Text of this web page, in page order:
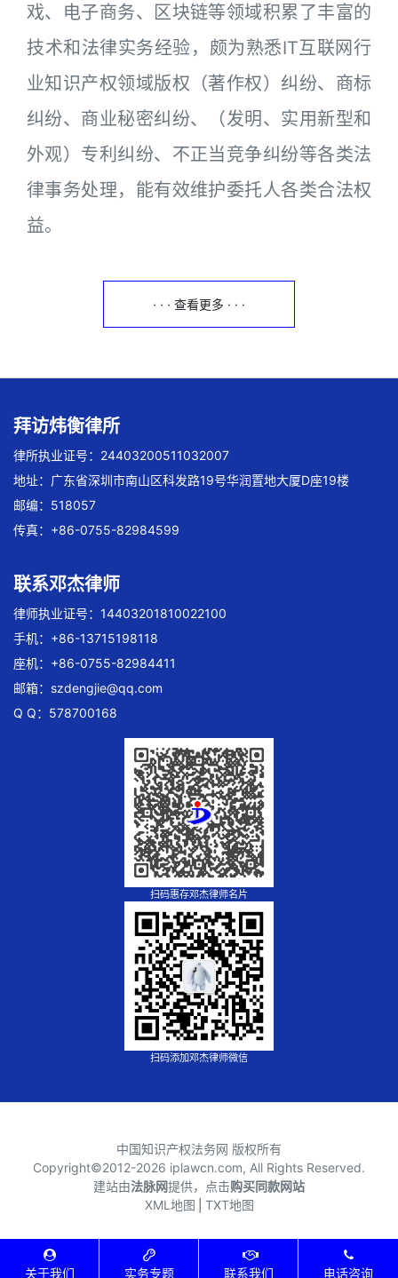
戏、电子商务、区块链等领域积累了丰富的
技术和法律实务经验，颇为熟悉IT互联网行
业知识产权领域版权（著作权）纠纷、商标
纠纷、商业秘密纠纷、（发明、实用新型和
外观）专利纠纷、不正当竞争纠纷等各类法
律事务处理，能有效维护委托人各类合法权
益。
· · · 查看更多 · · ·
拜访炜衡律所
律所执业证号：24403200511032007
地址：广东省深圳市南山区科发路19号华润置地大厦D座19楼
邮编：518057
传真：+86-0755-82984599
联系邓杰律师
律师执业证号：14403201810022100
手机：+86-13715198118
座机：+86-0755-82984411
邮箱： szdengjie@qq.com
Q Q：578700168
扫码惠存邓杰律师名片
扫码添加邓杰律师微信
中国知识产权法务网 版权所有
Copyright©2012-2026 iplawcn.com, All Rights Reserved.
建站由法脉网提供，点击购买同款网站
XML地图 TXT地图
关于我们 实务专题 联系我们 电话咨询